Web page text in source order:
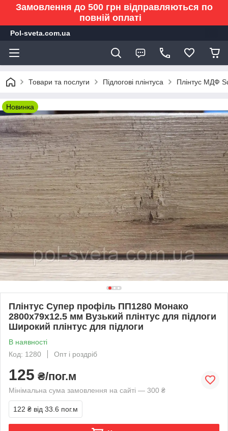
Замовлення до 500 грн відправляються по
повній оплаті
Pol-sveta.com.ua
Товари та послуги Підлогові плінтуса Плінтус МДФ
Новинка
Плінтус Супер профіль ПП1280 Монако
2800х79х12.5 мм Вузький плінтус для підлоги
Широкий плінтус для підлоги
В наявності
Код: 1280
Опт і роздріб
125 ₴/пог.м
Мінімальна сума замовлення на сайті — 300 ₴
122 ₴ від 33.6 пог.м